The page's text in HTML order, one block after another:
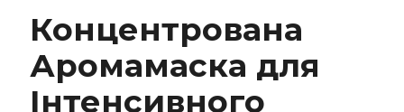
Концентрована
Аромамаска для
Інтенсивного
Інтенсивного Відновлення Lebel IAU Mask